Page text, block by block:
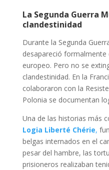
La Segunda Guerra
clandestinidad
Durante la Segunda
desapareció
europeo. Pero no se
clandestinidad. En la
colaboraron con la
Polonia se documentan
Una de las historias más
Logia Liberté Chérie,
belgas internados en el
pesar del hambre, las
prisioneros realizaban